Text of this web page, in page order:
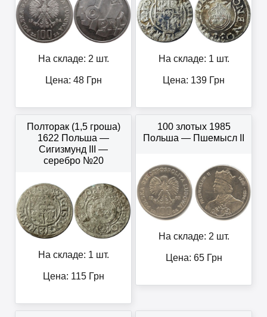
На складе: 2 шт.
Цена: 48Грн
На складе: 1 шт.
Цена: 139 Грн
Полторак (1,5 гроша)
1622 Польша —
Сигизмунд III —
серебро №20
На складе: 1 шт.
Цена: 115Грн
100 злотых 1985
Польша — Пшемысл II
На складе: 2 шт.
Цена: 65Грн